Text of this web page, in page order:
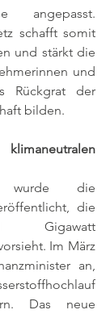
angepasst.
schafft somit
und stärkt die
und
Rückgrat der
bilden.
die
die
Im März
an,
Das neue